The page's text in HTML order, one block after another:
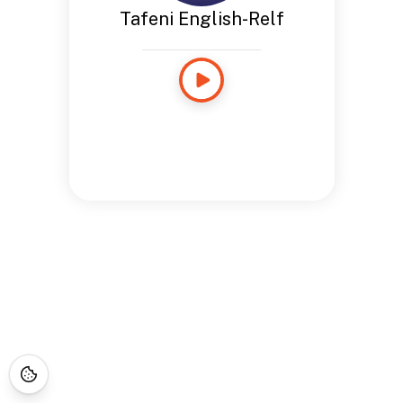
Tafeni English-Relf